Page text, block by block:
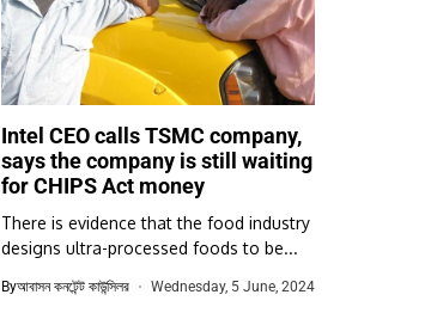
Intel CEO calls TSMC company,
says the company is still waiting
for CHIPS Act money
There is evidence that the food industry
designs ultra-processed foods to be...
Byআবাসন কনটেন্ট কাউন্সিলর Wednesday, 5 June, 2024